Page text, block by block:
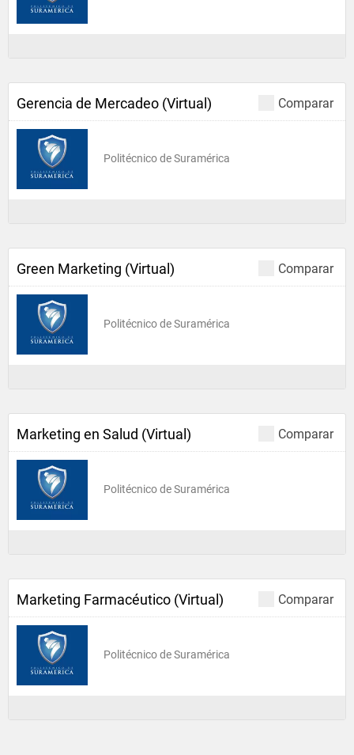
Comparar
Gerencia de Mercadeo (Virtual)
Politécnico de Suramérica
Comparar
Green Marketing (Virtual)
Politécnico de Suramérica
Comparar
Marketing en Salud (Virtual)
Politécnico de Suramérica
Comparar
Marketing Farmacéutico (Virtual)
Politécnico de Suramérica